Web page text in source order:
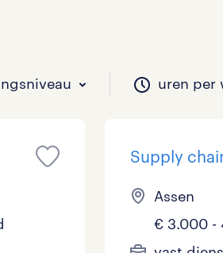
uren per
wil je
Beveiliging
je vacatures?
Geen 4
week wil je
9 - 16 uur 3
zou jij
Tijdelijk 11
Supply
Assen
€ 3.000 -